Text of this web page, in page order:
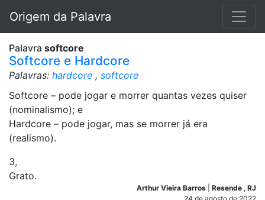
Origem da Palavra
Palavra softcore
Softcore e Hardcore
Palavras: hardcore , softcore
Softcore – pode jogar e morrer quantas vezes quiser
(nominalismo); e
Hardcore – pode jogar, mas se morrer já era
(realismo).
3,
Grato.
Arthur Vieira Barros Resende , RJ